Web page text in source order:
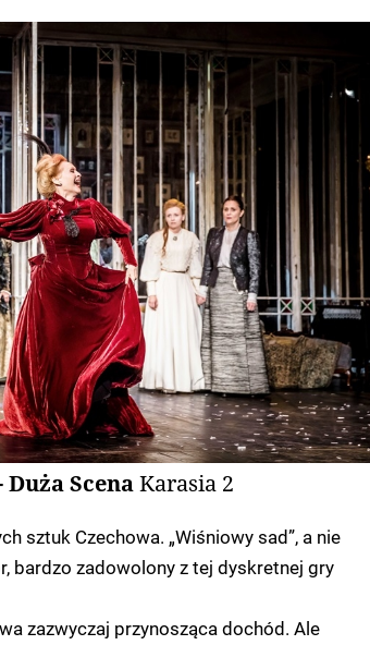
ScenaKarasia 2
sztuk Czechowa. „Wiśniowy sad”, a nie
bardzo zadowolony z tej dyskretnej gry
zazwyczaj przynosząca dochód. Ale